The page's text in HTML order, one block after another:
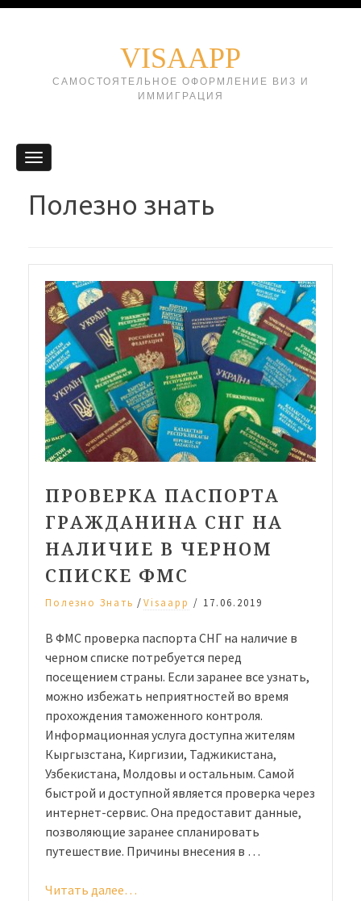
VISAAPP
САМОСТОЯТЕЛЬНОЕ ОФОРМЛЕНИЕ ВИЗ И
ИММИГРАЦИЯ
Полезно знать
ПРОВЕРКА ПАСПОРТА
ГРАЖДАНИНА СНГ НА
НАЛИЧИЕ В ЧЕРНОМ
СПИСКЕ ФМС
Полезно Знать /Visaapp / 17.06.2019
В ФМС проверка паспорта СНГ на наличие в
черном списке потребуется перед
посещением страны. Если заранее все узнать,
можно избежать неприятностей во время
прохождения таможенного контроля.
Информационная услуга доступна жителям
Кыргызстана, Киргизии, Таджикистана,
Узбекистана, Молдовы и остальным. Самой
быстрой и доступной является проверка через
интернет-сервис. Она предоставит данные,
позволяющие заранее спланировать
путешествие. Причины внесения в …
Читать далее…